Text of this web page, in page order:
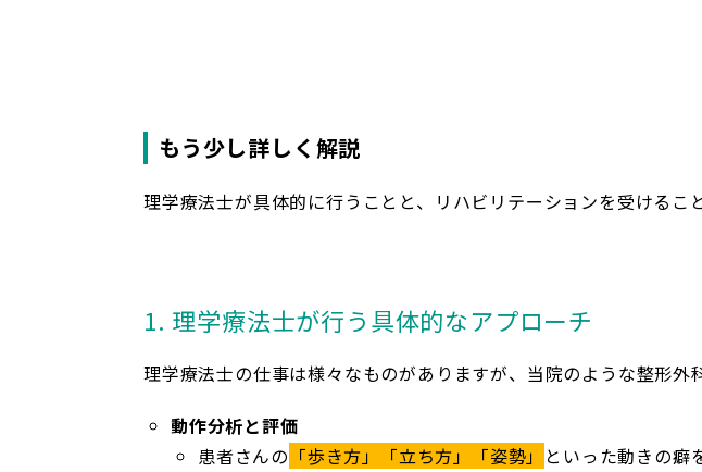
もう少し詳しく解説
理学療法士が具体的に行うことと、リハビリテーションを受けるこ
1. 理学療法士が行う具体的なアプローチ
理学療法士の仕事は様々なものがありますが、当院のような整形外
動作分析と評価
患者さんの 「歩き方」「立ち方」「姿勢」 といった動きの癖